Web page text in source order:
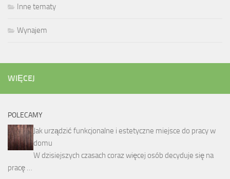
Inne tematy
Wynajem
WIĘCEJ
POLECAMY
Jak urządzić funkcjonalne i estetyczne miejsce do pracy w
domu
W dzisiejszych czasach coraz więcej osób decyduje się na
pracę …